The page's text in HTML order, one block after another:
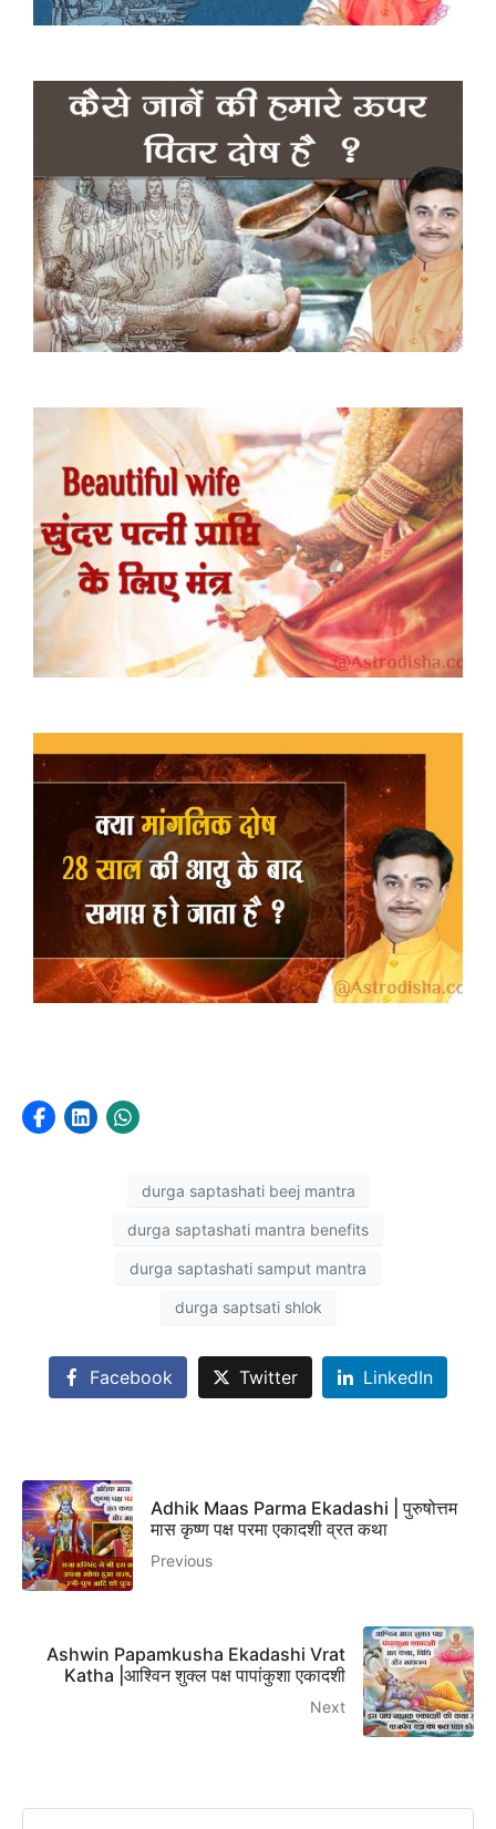
durga saptashati beej mantra
durga saptashati mantra benefits
durga saptashati samput mantra
durga saptsati shlok
Facebook Twitter LinkedIn
Adhik Maas Parma Ekadashi | पुरुषोत्तम
मास कृष्ण पक्ष परमा एकादशी व्रत कथा
Previous
Ashwin Papamkusha Ekadashi Vrat
Katha |आश्विन शुक्ल पक्ष पापांकुशा एकादशी
Next